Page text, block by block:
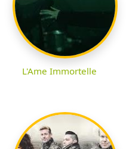
L'Ame Immortelle